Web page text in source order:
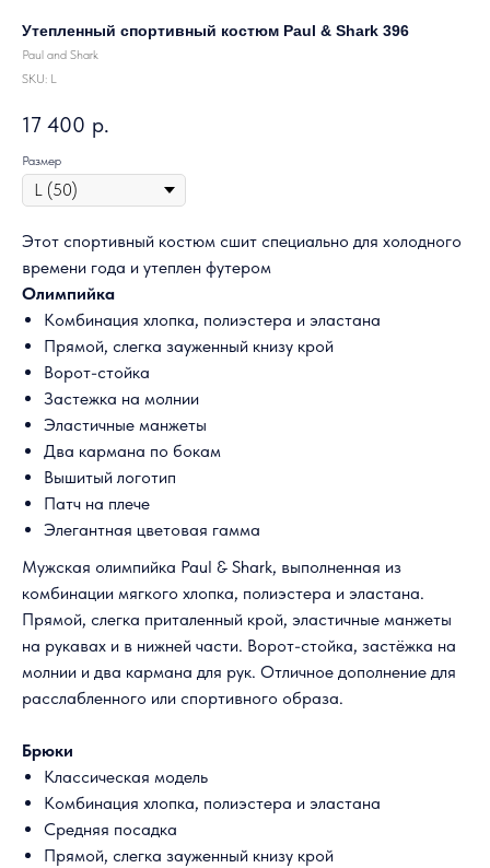
Утепленный спортивный костюм Paul & Shark 396
Paul and Shark
SKU: L
17 400 р.
Размер
Этот спортивный костюм сшит специально для холодного
времени года и утеплен футером
Олимпийка
Комбинация хлопка, полиэстера и эластана
Прямой, слегка зауженный книзу крой
Ворот-стойка
Застежка на молнии
Эластичные манжеты
Два кармана по бокам
Вышитый логотип
Патч на плече
Элегантная цветовая гамма
Мужская олимпийка Paul & Shark, выполненная из
комбинации мягкого хлопка, полиэстера и эластана.
Прямой, слегка приталенный крой, эластичные манжеты
на рукавах и в нижней части. Ворот-стойка, застёжка на
молнии и два кармана для рук. Отличное дополнение для
расслабленного или спортивного образа.
Брюки
Классическая модель
Комбинация хлопка, полиэстера и эластана
Средняя посадка
Прямой, слегка зауженный книзу крой